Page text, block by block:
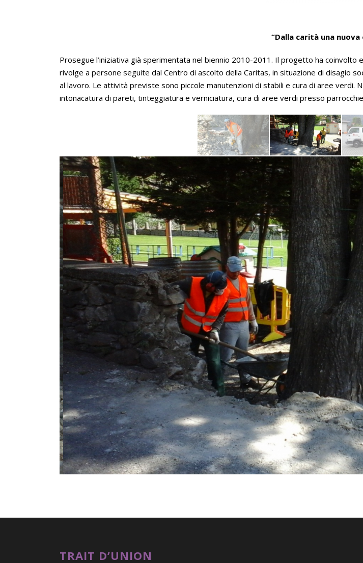
“Dalla carità una
Prosegue l’iniziativa già sperimentata nel biennio 2010-2011. Il progetto ha
rivolge a persone seguite dal Centro di ascolto della Caritas, in situazione di disagio
al lavoro. Le attività previste sono piccole manutenzioni di stabili e cura di aree
intonacatura di pareti, tinteggiatura e verniciatura, cura di aree verdi presso
TRAIT D’UNION